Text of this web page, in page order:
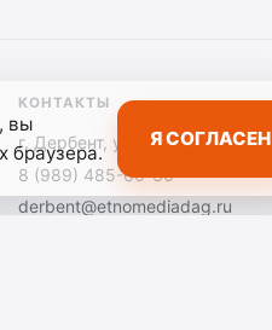
КОНТАКТЫ
г. Дербент, ул. Ленина, д. 37
8 (989) 485-60-30
derbent@etnomediadag.ru
вы
браузера.
Я СОГЛАСЕН